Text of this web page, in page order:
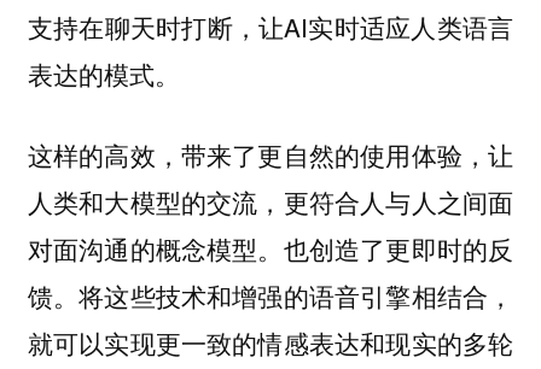
支持在聊天时打断，让AI实时适应人类语言
表达的模式。
这样的高效，带来了更自然的使用体验，让
人类和大模型的交流，更符合人与人之间面
对面沟通的概念模型。也创造了更即时的反
馈。将这些技术和增强的语音引擎相结合，
就可以实现更一致的情感表达和现实的多轮